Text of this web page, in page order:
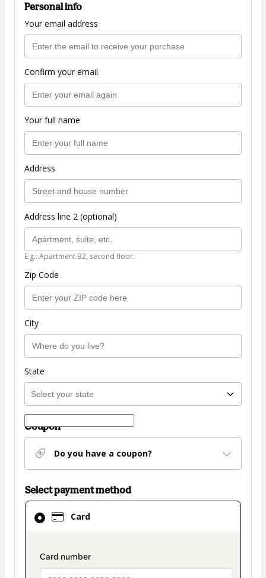
Personal info
Your email address
Confirm your email
Your full name
Address
Address line 2 (optional)
E.g.: Apartment B2, second floor.
Zip Code
City
State
Coupon
Do you have a coupon?
Select payment method
Card
payment_data.section_title_v2
Card
selected
method